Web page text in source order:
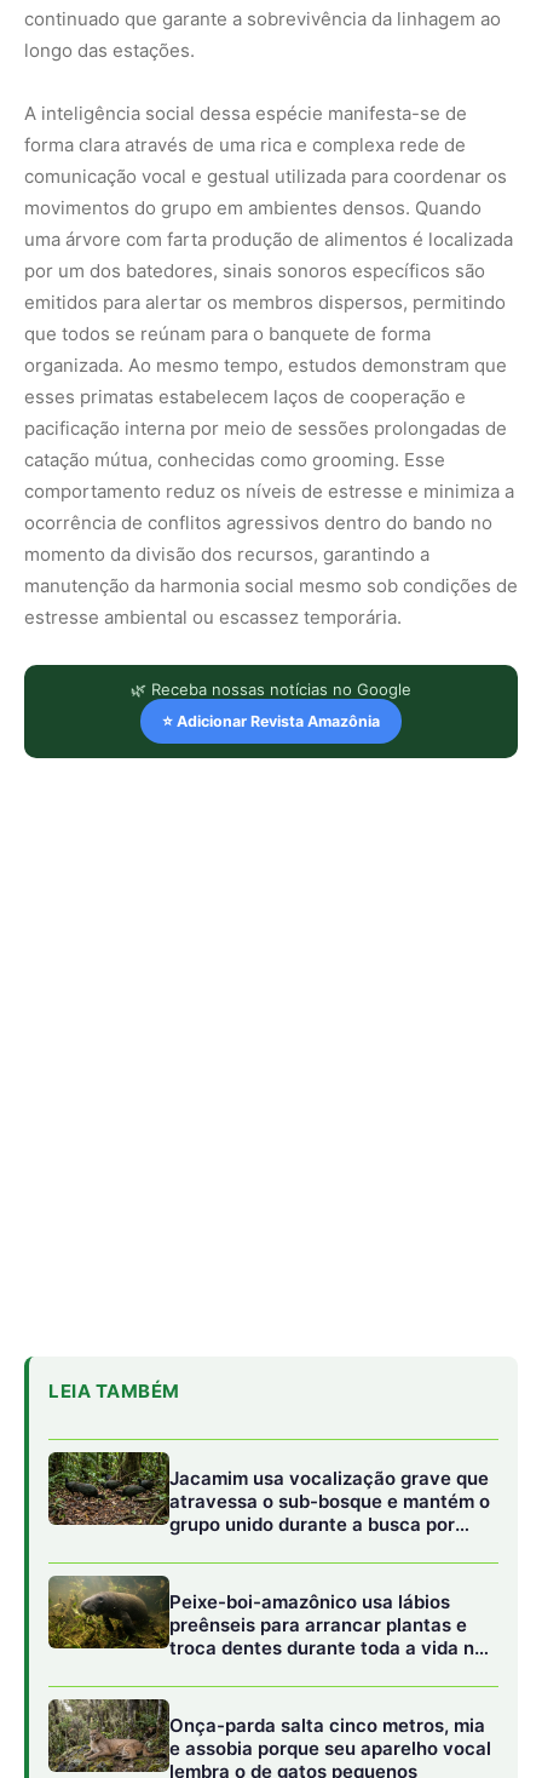
continuado que garante a sobrevivência da linhagem ao
longo das estações.
A inteligência social dessa espécie manifesta-se de
forma clara através de uma rica e complexa rede de
comunicação vocal e gestual utilizada para coordenar os
movimentos do grupo em ambientes densos. Quando
uma árvore com farta produção de alimentos é localizada
por um dos batedores, sinais sonoros específicos são
emitidos para alertar os membros dispersos, permitindo
que todos se reúnam para o banquete de forma
organizada. Ao mesmo tempo, estudos demonstram que
esses primatas estabelecem laços de cooperação e
pacificação interna por meio de sessões prolongadas de
catação mútua, conhecidas como grooming. Esse
comportamento reduz os níveis de estresse e minimiza a
ocorrência de conflitos agressivos dentro do bando no
momento da divisão dos recursos, garantindo a
manutenção da harmonia social mesmo sob condições de
estresse ambiental ou escassez temporária.
🌿 Receba nossas notícias no Google
⭐ Adicionar Revista Amazônia
A anatomia do macaco-barrigudo reflete sua adaptação
perfeita e exclusiva ao estrato superior da vegetação,
com destaque para a sua cauda preênsil forte e
musculosa, que atua como um quinto membro de
suporte. A extremidade inferior da cauda possui uma
área de pele nua dotada de linhas dermatoglíficas
proporciona uma aderência impecável e segura aos
galhos mais finos e escorregadios. Essa ferramenta
anatômica extraordinária confere ao primata a liberdade